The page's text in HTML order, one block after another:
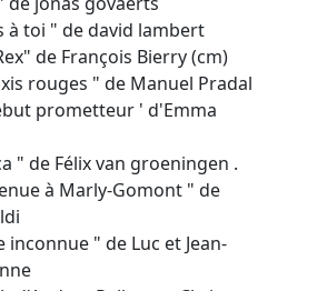
à toi " de david lambert
de François Bierry (cm)
rouges " de Manuel Pradal
prometteur ' d'Emma
" de Félix van groeningen .
à Marly-Gomont " de
inconnue " de Luc et Jean-